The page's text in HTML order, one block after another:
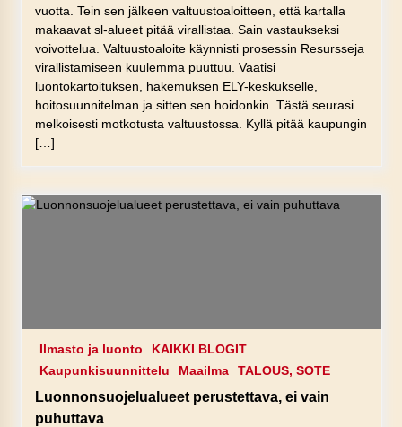
vuotta. Tein sen jälkeen valtuustoaloitteen, että kartalla
makaavat sl-alueet pitää virallistaa. Sain vastaukseksi
voivottelua. Valtuustoaloite käynnisti prosessin Resursseja
virallistamiseen kuulemma puuttuu. Vaatisi
luontokartoituksen, hakemuksen ELY-keskukselle,
hoitosuunnitelman ja sitten sen hoidonkin. Tästä seurasi
melkoisesti motkotusta valtuustossa. Kyllä pitää kaupungin
[…]
Ilmasto ja luonto
KAIKKI BLOGIT
Kaupunkisuunnittelu
Maailma TALOUS, SOTE
Luonnonsuojelualueet perustettava, ei vain
puhuttava